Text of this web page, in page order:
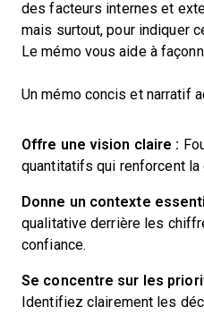
des facteurs internes et
mais surtout, pour indiquer
Le mémo vous aide à
Un mémo concis et narratif
Offre une vision claire :
quantitatifs qui renforcent la
Donne un contexte
qualitative derrière les
confiance.
Se concentre sur les
Identifiez clairement les